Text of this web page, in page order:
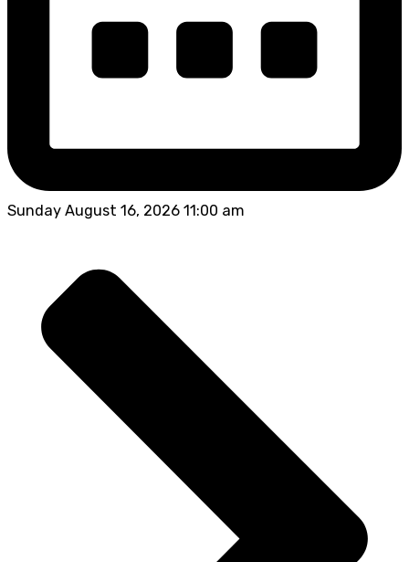
Sunday August 16, 2026 11:00 am